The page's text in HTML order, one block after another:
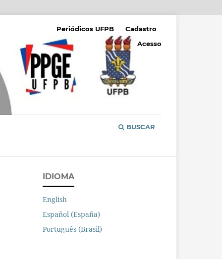
BUSCAR
Periódicos UFPB
Cadastro
Acesso
IDIOMA
English
Español (España)
Português (Brasil)